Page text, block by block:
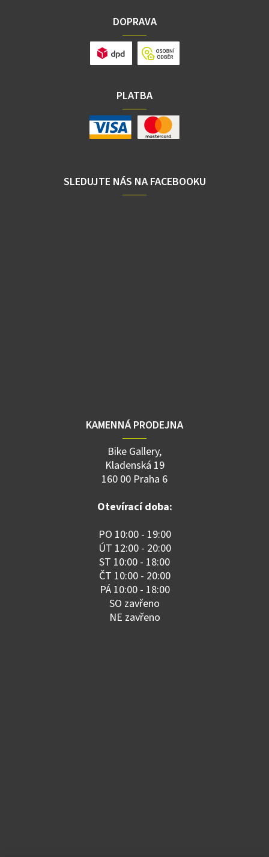
DOPRAVA
PLATBA
SLEDUJTE NÁS NA FACEBOOKU
KAMENNÁ PRODEJNA
Bike Gallery,
Kladenská 19
160 00 Praha 6
Otevírací doba:
PO 10:00 - 19:00
ÚT 12:00 - 20:00
ST 10:00 - 18:00
ČT 10:00 - 20:00
PÁ 10:00 - 18:00
SO zavřeno
NE zavřeno